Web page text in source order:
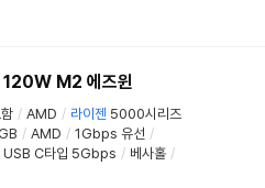
M2 에즈윈
/ AMD / 라이젠 5000시리즈
/ AMD / 1Gbps 유선 /
USB C타입 5Gbps / 베사홀 /